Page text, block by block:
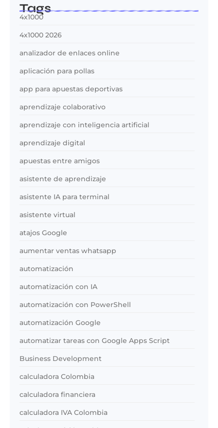
Tags
4x1000
4x1000 2026
analizador de enlaces online
aplicación para pollas
app para apuestas deportivas
aprendizaje colaborativo
aprendizaje con inteligencia artificial
aprendizaje digital
apuestas entre amigos
asistente de aprendizaje
asistente IA para terminal
asistente virtual
atajos Google
aumentar ventas whatsapp
automatización
automatización con IA
automatización con PowerShell
automatización Google
automatizar tareas con Google Apps Script
Business Development
calculadora Colombia
calculadora financiera
calculadora IVA Colombia